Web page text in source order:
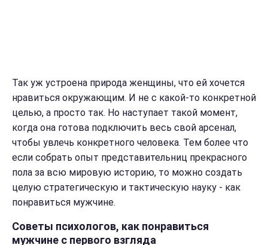
Так уж устроена природа женщины, что ей хочется
нравиться окружающим. И не с какой-то конкретной
целью, а просто так. Но наступает такой момент,
когда она готова подключить весь свой арсенал,
чтобы увлечь конкретного человека. Тем более что
если собрать опыт представительниц прекрасного
пола за всю мировую историю, то можно создать
целую стратегическую и тактическую науку - как
понравиться мужчине.
Советы психологов, как понравиться
мужчине с первого взгляда